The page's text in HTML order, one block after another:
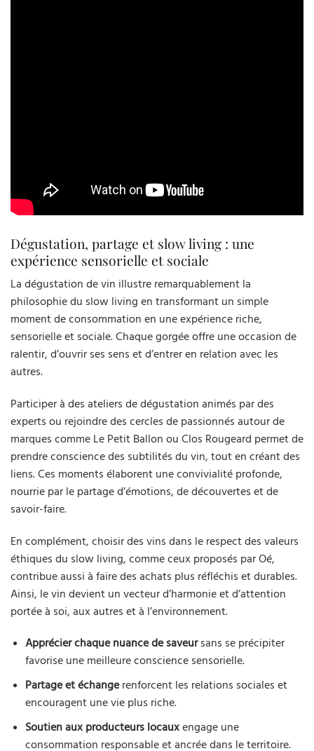
Dégustation, partage et slow living : une
expérience sensorielle et sociale
La dégustation de vin illustre remarquablement la
philosophie du slow living en transformant un simple
moment de consommation en une expérience riche,
sensorielle et sociale. Chaque gorgée offre une occasion de
ralentir, d’ouvrir ses sens et d’entrer en relation avec les
autres.
Participer à des ateliers de dégustation animés par des
experts ou rejoindre des cercles de passionnés autour de
marques comme Le Petit Ballon ou Clos Rougeard permet de
prendre conscience des subtilités du vin, tout en créant des
liens. Ces moments élaborent une convivialité profonde,
nourrie par le partage d’émotions, de découvertes et de
savoir-faire.
En complément, choisir des vins dans le respect des valeurs
éthiques du slow living, comme ceux proposés par Oé,
contribue aussi à faire des achats plus réfléchis et durables.
Ainsi, le vin devient un vecteur d’harmonie et d’attention
portée à soi, aux autres et à l’environnement.
Apprécier chaque nuance de saveursans se précipiter
favorise une meilleure conscience sensorielle.
Partage et échangerenforcent les relations sociales et
encouragent une vie plus riche.
Soutien aux producteurs locauxengage une
consommation responsable et ancrée dans le territoire.